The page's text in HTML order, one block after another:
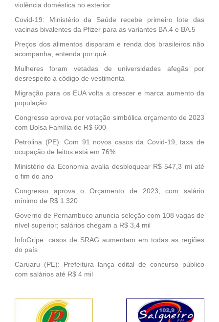
violência doméstica no exterior
Covid-19: Ministério da Saúde recebe primeiro lote das
vacinas bivalentes da Pfizer para as variantes BA.4 e BA.5
Preços dos alimentos disparam e renda dos brasileiros não
acompanha; entenda por quê
Mulheres foram vetadas de universidades afegãs por
desrespeito a código de vestimenta
Migração para os EUA volta a crescer e marca aumento da
população
Congresso aprova por votação simbólica orçamento de 2023
com Bolsa Família de R$ 600
Petrolina (PE): Com 91 novos casos da Covid-19, taxa de
ocupação de leitos está em 76%
Ministério da Economia avalia desbloquear R$ 547,3 mi até
o fim do ano
Congresso aprova o Orçamento de 2023, com salário
mínimo de R$ 1.320
Governo de Pernambuco anuncia seleção com 108 vagas de
nível superior; salários chegam a R$ 3,4 mil
InfoGripe: casos de SRAG aumentam em todas as regiões
do país
Caruaru (PE): Prefeitura lança edital de concurso público
com salários até R$ 4 mil